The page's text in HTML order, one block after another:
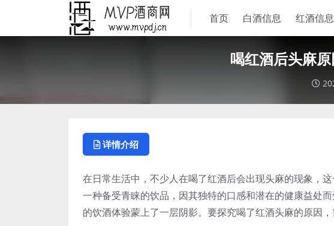
首页 白酒信息 红酒信息
喝红酒后头麻
详情介绍
在日常生活中，不少人在喝了红酒后会出现头麻的现象，
一种备受青睐的饮品，因其独特的口感和潜在的健康益处
的饮酒体验蒙上了一层阴影。要探究喝了红酒头麻的原因，